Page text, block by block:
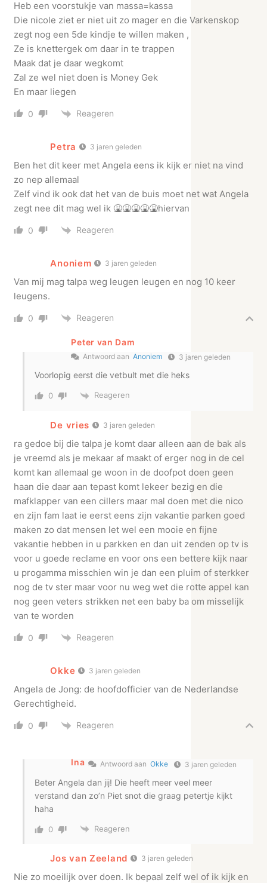
Heb een voorstukje van massa=kassa
Die nicole ziet er niet uit zo mager en die Varkenskop
zegt nog een 5de kindje te willen maken ,
Ze is knettergek om daar in te trappen
Maak dat je daar wegkomt
Zal ze wel niet doen is Money Gek
En maar liegen
0 Reageren
Petra 3 jaren geleden
Ben het dit keer met Angela eens ik kijk er niet na vind
zo nep allemaal
Zelf vind ik ook dat het van de buis moet net wat Angela
zegt nee dit mag wel ik 🤮🤮🤮🤮🤮hiervan
0 Reageren
Anoniem 3 jaren geleden
Van mij mag talpa weg leugen leugen en nog 10 keer
leugens.
0 Reageren
Peter van Dam
Antwoord aanAnoniem 3 jaren geleden
Voorlopig eerst die vetbult met die heks
0 Reageren
De vries 3 jaren geleden
ra gedoe bij die talpa je komt daar alleen aan de bak als
je vreemd als je mekaar af maakt of erger nog in de cel
komt kan allemaal ge woon in de doofpot doen geen
haan die daar aan tepast komt lekeer bezig en die
mafklapper van een cillers maar mal doen met die nico
en zijn fam laat ie eerst eens zijn vakantie parken goed
maken zo dat mensen let wel een mooie en fijne
vakantie hebben in u parkken en dan uit zenden op tv is
voor u goede reclame en voor ons een bettere kijk naar
u progamma misschien win je dan een pluim of sterkker
nog de tv ster maar voor nu weg wet die rotte appel kan
nog geen veters strikken net een baby ba om misselijk
van te worden
0 Reageren
Okke 3 jaren geleden
Angela de Jong: de hoofdofficier van de Nederlandse
Gerechtigheid.
0 Reageren
Ina Antwoord aan Okke 3 jaren geleden
Beter Angela dan jij! Die heeft meer veel meer
verstand dan zo’n Piet snot die graag petertje kijkt
haha
0 Reageren
Jos van Zeeland 3 jaren geleden
Nie zo moeilijk over doen. Ik bepaal zelf wel of ik kijk en